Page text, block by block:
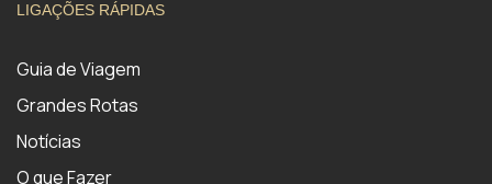
LIGAÇÕES RÁPIDAS
Guia de Viagem
Grandes Rotas
Notícias
O que Fazer